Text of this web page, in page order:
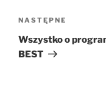
Następny
wpis
NASTĘPNE
Wszystko o
BEST